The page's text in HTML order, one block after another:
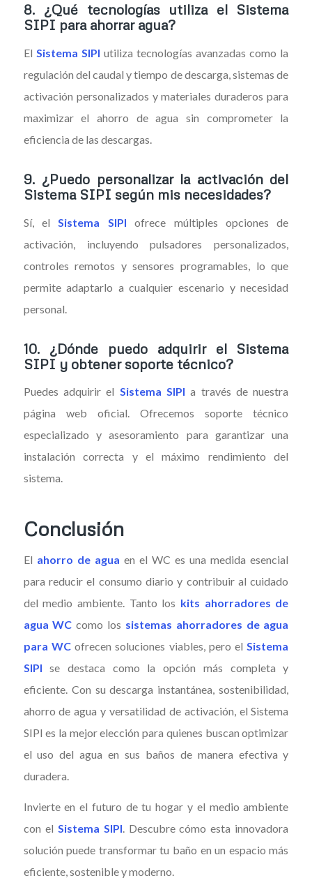
8. ¿Qué tecnologías utiliza el Sistema
SIPI para ahorrar agua?
El Sistema SIPI utiliza tecnologías avanzadas como la
regulación del caudal y tiempo de descarga, sistemas de
activación personalizados y materiales duraderos para
maximizar el ahorro de agua sin comprometer la
eficiencia de las descargas.
9. ¿Puedo personalizar la activación del
Sistema SIPI según mis necesidades?
Sí, el Sistema SIPI ofrece múltiples opciones de
activación, incluyendo pulsadores personalizados,
controles remotos y sensores programables, lo que
permite adaptarlo a cualquier escenario y necesidad
personal.
10. ¿Dónde puedo adquirir el Sistema
SIPI y obtener soporte técnico?
Puedes adquirir el Sistema SIPI a través de nuestra
página web oficial. Ofrecemos soporte técnico
especializado y asesoramiento para garantizar una
instalación correcta y el máximo rendimiento del
sistema.
Conclusión
El ahorro de agua en el WC es una medida esencial
para reducir el consumo diario y contribuir al cuidado
del medio ambiente. Tanto los kits ahorradores de
agua WC como los sistemas ahorradores de agua
para WCofrecen soluciones viables, pero el Sistema
SIPI se destaca como la opción más completa y
eficiente. Con su descarga instantánea, sostenibilidad,
ahorro de agua y versatilidad de activación, el Sistema
SIPI es la mejor elección para quienes buscan optimizar
el uso del agua en sus baños de manera efectiva y
duradera.
Invierte en el futuro de tu hogar y el medio ambiente
con el Sistema SIPI. Descubre cómo esta innovadora
solución puede transformar tu baño en un espacio más
eficiente, sostenible y moderno.